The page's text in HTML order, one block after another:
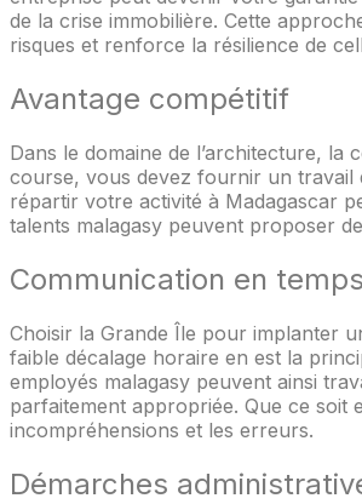
de la crise immobilière. Cette
risques et renforce la résilience de
Avantage compétitif
Dans le domaine de l’architecture,
course, vous devez fournir un travail
répartir votre activité à Madagascar
talents malagasy peuvent proposer
Communication en
Choisir la Grande Île pour implanter
faible décalage horaire en est la
employés malagasy peuvent ainsi
parfaitement appropriée. Que ce soit
incompréhensions et les erreurs.
Démarches